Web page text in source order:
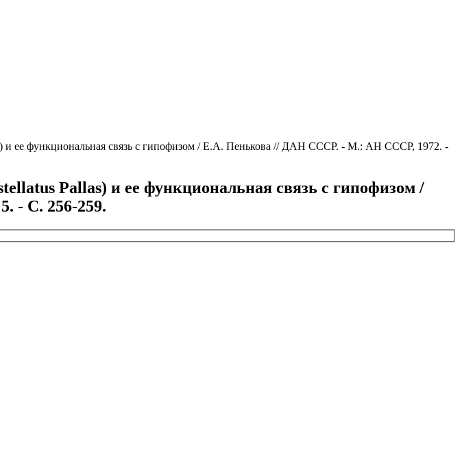
и ее функциональная связь с гипофизом / Е.А. Пенькова // ДАН СССР. - М.: АН СССР, 1972. -
Pallas) и ее функциональная связь с гипофизом /
- С. 256-259.